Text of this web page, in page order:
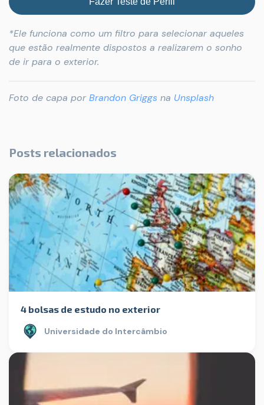
*Ele funciona como um filtro para selecionar aqueles
que estão realmente dispostos a realizarem o sonho
de ir para o exterior.
Foto de capa por Brandon Griggs na Unsplash
Posts relacionados
4 bolsas de estudo no exterior
Universidade do Intercâmbio